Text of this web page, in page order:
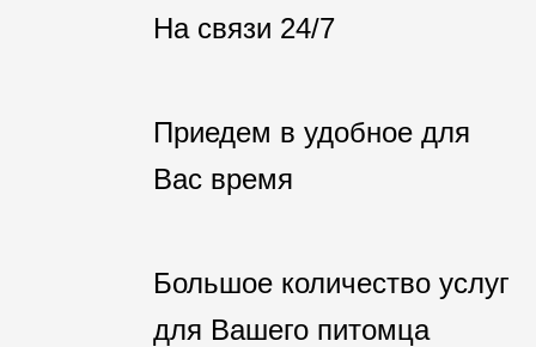
На связи 24/7
Приедем в удобное для
Вас время
Большое количество услуг
для Вашего питомца